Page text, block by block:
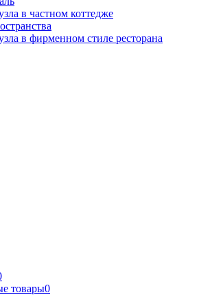
в частном коттедже
в фирменном стиле ресторана
товары0